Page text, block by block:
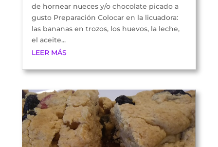
de hornear nueces y/o chocolate picado a
gusto Preparación Colocar en la licuadora:
las bananas en trozos, los huevos, la leche,
el aceite...
LEER MÁS